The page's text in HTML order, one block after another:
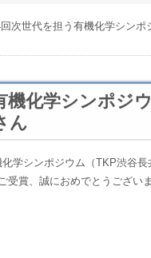
次世代を担う有機化学シン
機化学シンポジ
ん
学シンポジウム（TKP渋谷
賞、誠におめでとうござい